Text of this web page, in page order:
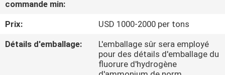
DE
NOUS
VISITE
commande min:
Prix:
USD 1000-2000 per tons
Détails d'emballage:
L'emballage sûr sera employé
pour des détails d'emballage du
fluorure d'hydrogène